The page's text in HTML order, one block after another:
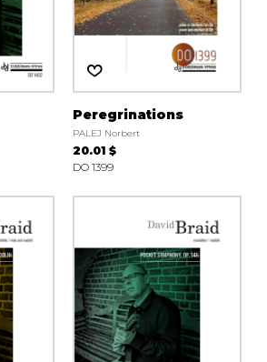
Peregrinations
PALEJ Norbert
20.01 $
DO 1399